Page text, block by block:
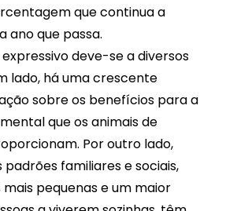
que continua a
ano que passa.
deve-se a diversos
lado, há uma crescente
sobre os benefícios para a
que os animais de
. Por outro lado,
padrões familiares e sociais,
pequenas e um maior